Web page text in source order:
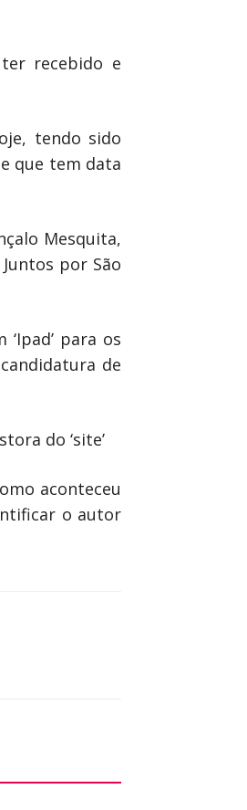
recebido e
tendo sido
que tem data
Mesquita,
por São
para os
de
do ‘site’
aconteceu
o autor